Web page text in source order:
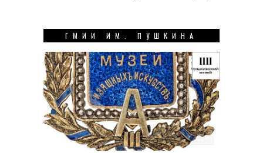
ГМИИ ИМ. ПУШКИНА